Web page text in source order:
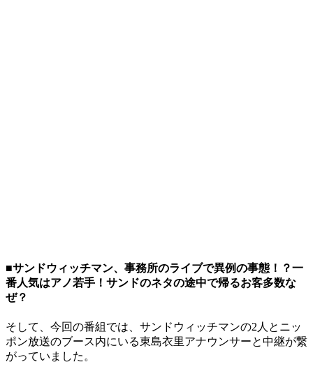
■サンドウィッチマン、事務所のライブで異例の事態！？一
番人気はアノ若手！サンドのネタの途中で帰るお客多数な
ぜ？
そして、今回の番組では、サンドウィッチマンの2人とニッ
ポン放送のブース内にいる東島衣里アナウンサーと中継が繋
がっていました。